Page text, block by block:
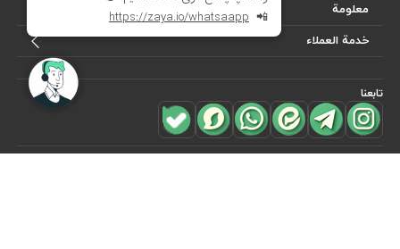
معلومة
خدمة العملاء
تابعنا